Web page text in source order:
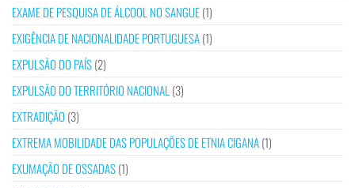
EXAME DE PESQUISA DE ÁLCOOL NO SANGUE(1)
EXIGÊNCIA DE NACIONALIDADE PORTUGUESA(1)
EXPULSÃO DO PAÍS(2)
EXPULSÃO DO TERRITÓRIO NACIONAL (3)
EXTRADIÇÃO (3)
EXTREMA MOBILIDADE DAS POPULAÇÕES DE ETNIA CIGANA(1)
EXUMAÇÃO DE OSSADAS(1)